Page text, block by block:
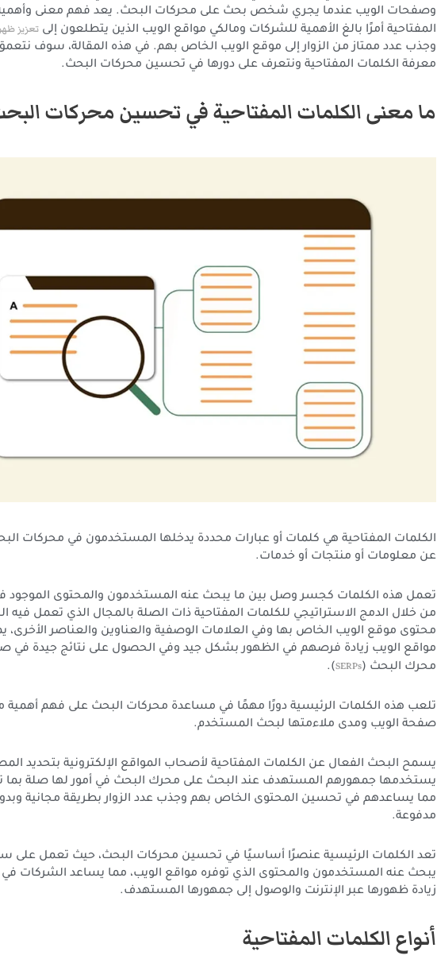
وصفحات الويب عندما يجري شخص بحث على محركات البحث. يعد فهم معنى وأهمية
المفتاحية أمرًا بالغ الأهمية للشركات ومالكي مواقع الويب الذين يتطلعون إلى تعزيز
وجذب عدد ممتاز من الزوار إلى موقع الويب الخاص بهم. في هذه المقالة، سوف
معرفة الكلمات المفتاحية ونتعرف على دورها في تحسين محركات البحث.
ما معنى الكلمات المفتاحية في تحسين محركات
الكلمات المفتاحية هي كلمات أو عبارات محددة يدخلها المستخدمون في محركات
عن معلومات أو منتجات أو خدمات.
تعمل هذه الكلمات كجسر وصل بين ما يبحث عنه المستخدمون والمحتوى الموجود
من خلال الدمج الاستراتيجي للكلمات المفتاحية ذات الصلة بالمجال الذي تعمل فيه
محتوى موقع الويب الخاص بها وفي العلامات الوصفية والعناوين والعناصر الأخرى،
مواقع الويب زيادة فرصهم في الظهور بشكل جيد وفي الحصول على نتائج جيدة في
محرك البحث (SERPs
).
تلعب هذه الكلمات الرئيسية دورًا مهمًا في مساعدة محركات البحث على فهم أهمية
صفحة الويب ومدى ملاءمتها لبحث المستخدم.
يسمح البحث الفعال عن الكلمات المفتاحية لأصحاب المواقع الإلكترونية بتحديد
يستخدمها جمهورهم المستهدف عند البحث على محرك البحث في أمور لها صلة بما
مما يساعدهم في تحسين المحتوى الخاص بهم وجذب عدد الزوار بطريقة مجانية
مدفوعة.
تعد الكلمات الرئيسية عنصرًا أساسيًا في تحسين محركات البحث، حيث تعمل على
يبحث عنه المستخدمون والمحتوى الذي توفره مواقع الويب، مما يساعد الشركات في
زيادة ظهورها عبر الإنترنت والوصول إلى جمهورها المستهدف.
أنواع الكلمات المفتاحية